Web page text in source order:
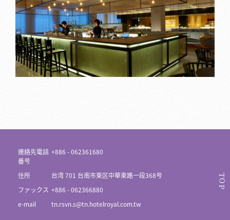
TOP
連絡先電話
番号
+886 - 062361680
住所
台湾 701 台南市東区中華東路一段368号
ファックス +886 - 062366880
e-mail
tn.rsvn.s@tn.hotelroyal.com.tw